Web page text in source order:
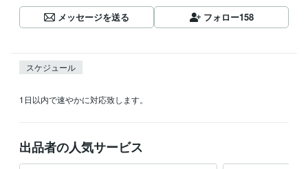
メッセージを送る フォロー158
スケジュール
1日以内で速やかに対応致します。
出品者の人気サービス